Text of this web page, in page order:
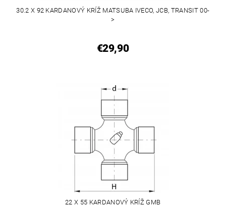
30.2 X 92 KARDANOVÝ KRÍŽ MATSUBA IVECO, JCB, TRANSIT 00-
>
€29,90
22 X 55 KARDANOVÝ KRÍŽ GMB